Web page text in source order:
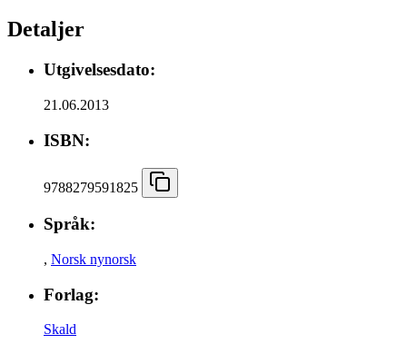
Detaljer
Utgivelsesdato:
21.06.2013
ISBN:
9788279591825
Språk:
, Norsk nynorsk
Forlag:
Skald